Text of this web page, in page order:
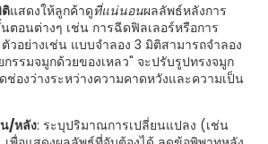
แสดงให้ลูกค้าดูที่แน่นอนผลลัพธ์หลังการ
ตอนต่างๆ เช่น การฉีดฟิลเลอร์หรือการ
วอย่างเช่น แบบจำลอง 3 มิติสามารถจำลอง
กรรมจมูกด้วยของเหลว" จะปรับรูปทรงจมูก
ช่องว่างระหว่างความคาดหวังและความเป็น
น/หลัง: ระบุปริมาณการเปลี่ยนแปลง (เช่น